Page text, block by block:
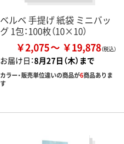
ベルベ 手提げ 紙袋 ミニバッ
グ 1包：100枚（10×10）
￥2,075 ￥19,878
お届け日：8月27日（木）まで
カラー・販売単位違いの商品が6商品ありま
す